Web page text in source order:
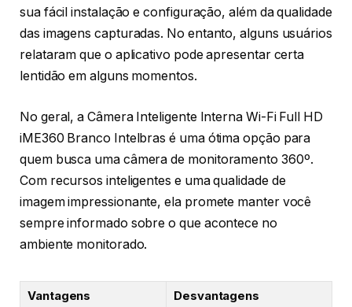
sua fácil instalação e configuração, além da qualidade
das imagens capturadas. No entanto, alguns usuários
relataram que o aplicativo pode apresentar certa
lentidão em alguns momentos.
No geral, a Câmera Inteligente Interna Wi-Fi Full HD
iME360 Branco Intelbras é uma ótima opção para
quem busca uma câmera de monitoramento 360º.
Com recursos inteligentes e uma qualidade de
imagem impressionante, ela promete manter você
sempre informado sobre o que acontece no
ambiente monitorado.
Vantagens
Desvantagens